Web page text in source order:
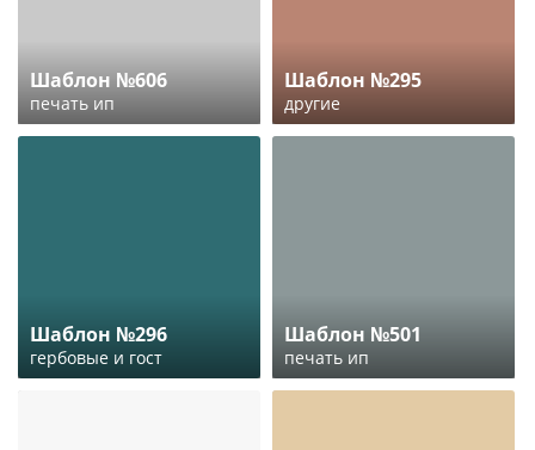
Шаблон №606
печать ип
Шаблон №295
другие
Шаблон №296
гербовые и гост
Шаблон №501
печать ип